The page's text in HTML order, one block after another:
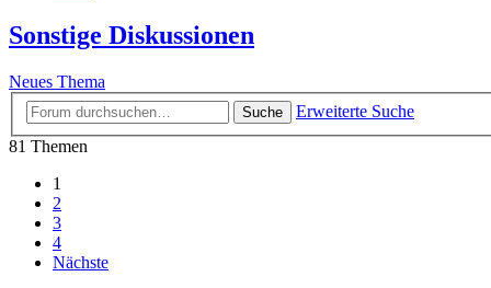
Sonstige Diskussionen
Neues Thema
Suche
Erweiterte Suche
81 Themen
1
2
3
4
Nächste